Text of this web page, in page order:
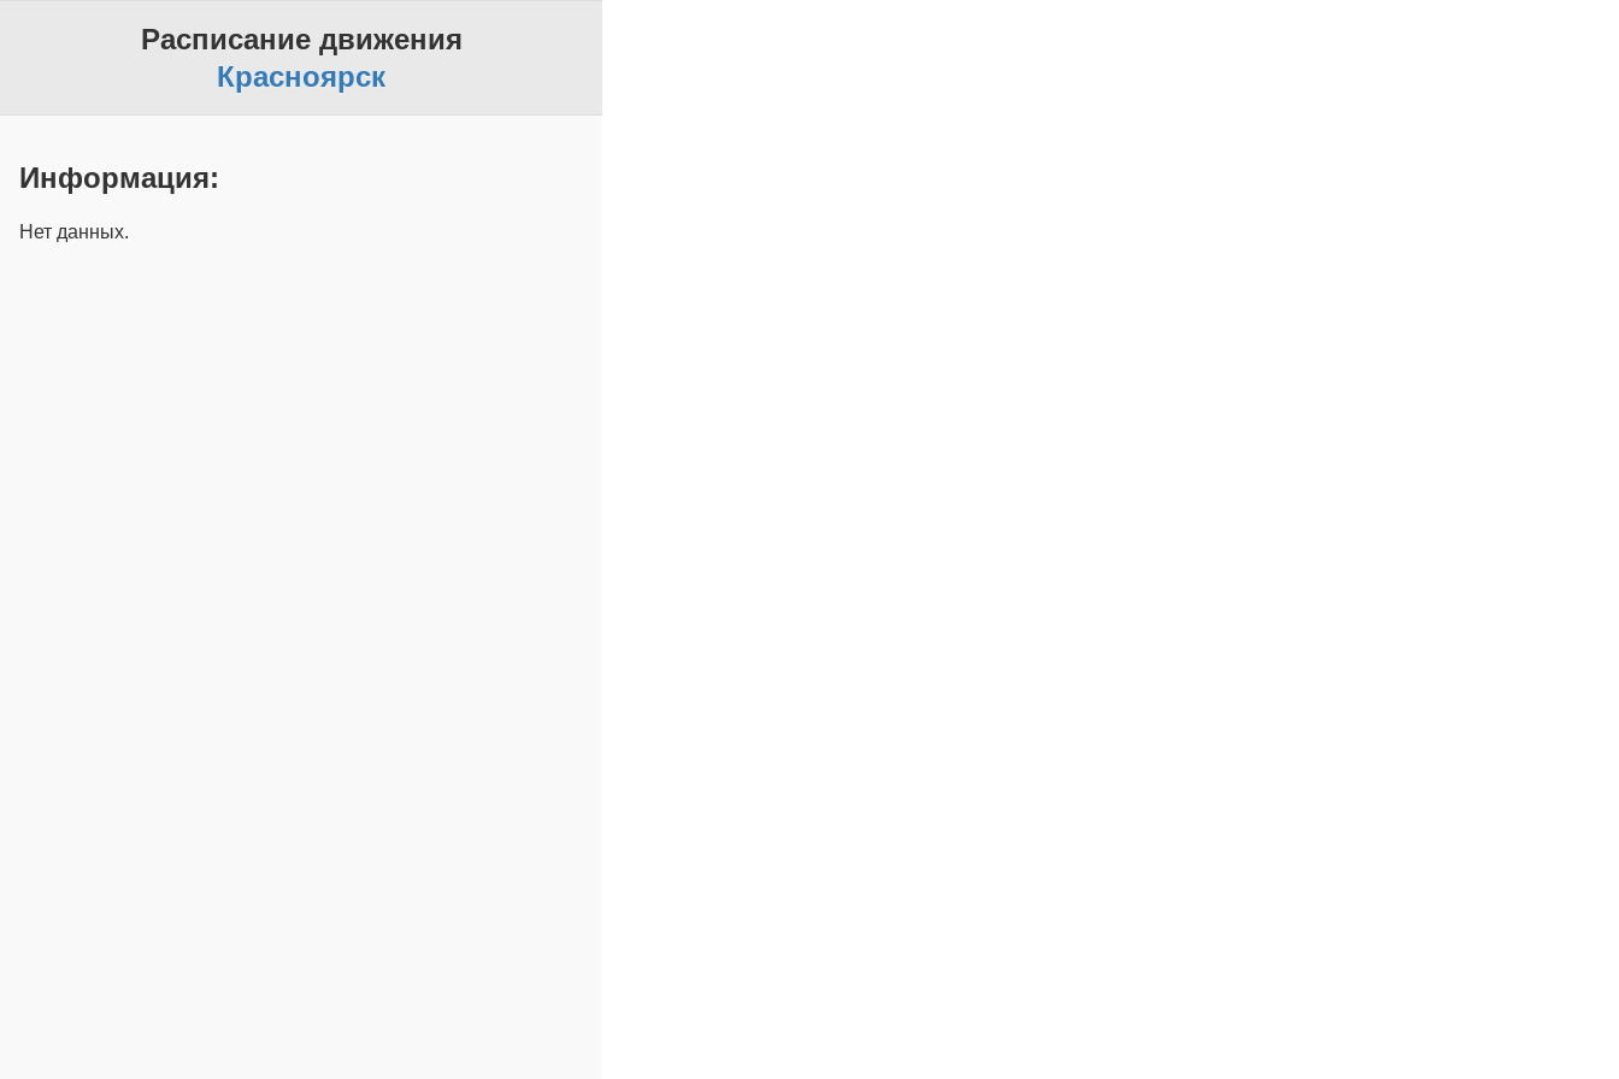
Расписание движения
Красноярск
Информация:
Нет данных.